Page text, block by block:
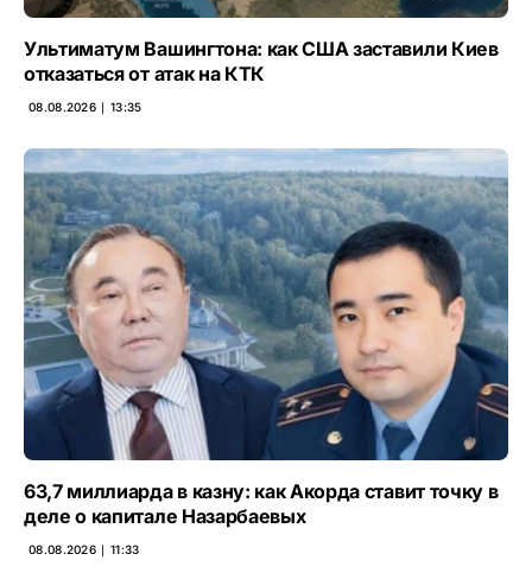
Ультиматум Вашингтона: как США заставили Киев
отказаться от атак на КТК
08.08.2026 ∣ 13:35
63,7 миллиарда в казну: как Акорда ставит точку в
деле о капитале Назарбаевых
08.08.2026 ∣ 11:33